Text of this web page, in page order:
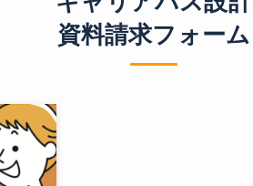
資料請求フォーム